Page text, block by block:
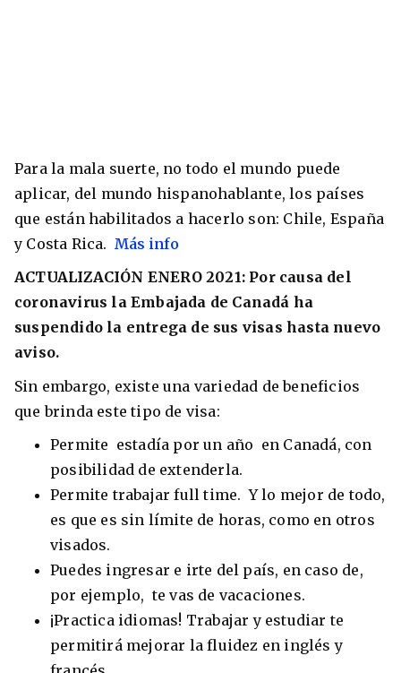
Para la mala suerte, no todo el mundo puede
aplicar, del mundo hispanohablante, los países
que están habilitados a hacerlo son: Chile, España
y Costa Rica. Más info
ACTUALIZACIÓN ENERO 2021: Por causa del
coronavirus la Embajada de Canadá ha
suspendido la entrega de sus visas hasta nuevo
aviso.
Sin embargo, existe una variedad de beneficios
que brinda este tipo de visa:
Permite estadía por un año en Canadá, con
posibilidad de extenderla.
Permite trabajar full time. Y lo mejor de todo,
es que es sin límite de horas, como en otros
visados.
Puedes ingresar e irte del país, en caso de,
por ejemplo, te vas de vacaciones.
¡Practica idiomas! Trabajar y estudiar te
permitirá mejorar la fluidez en inglés y